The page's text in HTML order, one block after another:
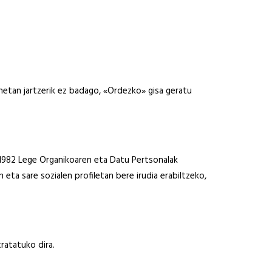
jartzerik ez badago, «Ordezko» gisa geratu
Lege Organikoaren eta Datu Pertsonalak
eta sare sozialen profiletan bere irudia erabiltzeko,
dira.